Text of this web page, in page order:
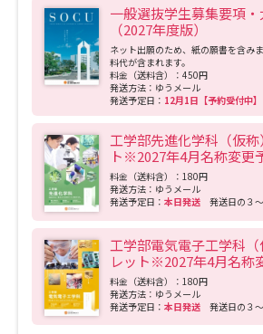
一般選抜学生募集要項
（2027年度版）
ネット出願のため、紙の願書を含み
料代が含まれます。
料金（送料含）：450円
発送方法：ゆうメール
発送予定日： 12月1日【予約受付中
工学部先進化学科（仮称
ト※2027年4月名称変更
料金（送料含）：180円
発送方法：ゆうメール
発送予定日： 本日発送 発送日の３
工学部電気電子工学科（
レット※2027年4月名称
料金（送料含）：180円
発送方法：ゆうメール
発送予定日： 本日発送 発送日の３